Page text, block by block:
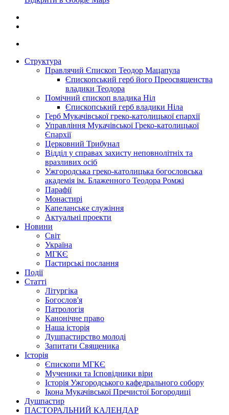
Структура
Правлячий Єпископ Теодор Мацапула
Єпископський герб його Преосвященства
владики Теодора
Помічний єпископ владика Ніл
Єпископський герб владики Ніла
Герб Мукачівської греко-католицької єпархії
Управління Мукачівської Греко-католицької
Єпархії
Церковний Трибунал
Відділ у справах захисту неповнолітніх та
вразливих осіб
Ужгородська греко-католицька богословська
академія ім. Блаженного Теодора Ромжі
Парафії
Монастирі
Капеланське служіння
Актуальні проекти
Новини
Світ
Україна
МГКЄ
Пастирські послання
Події
Статті
Літургіка
Богослов'я
Патрологія
Канонічне право
Наша історія
Душпастирство молоді
Запитати Священика
Історія
Єпископи МГКЄ
Мученики та Ісповідники віри
Історія Ужгородського кафедрального собору
Ікона Мукачівської Пречистої Богородиці
Душпастир
ПАСТОРАЛЬНИЙ КАЛЕНДАР